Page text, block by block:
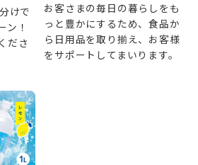
けで
ン！
ださ
お客さまの毎日の暮らしをも
っと豊かにするため、食品か
ら日用品を取り揃え、お客様
をサポートしてまいります。